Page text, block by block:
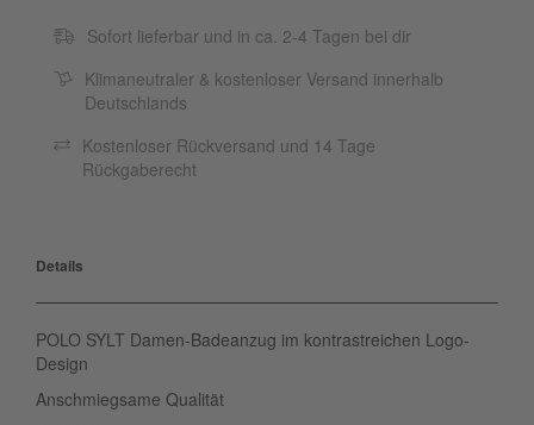
Sofort lieferbar und in ca. 2-4 Tagen bei dir
Klimaneutraler & kostenloser Versand innerhalb
Deutschlands
Kostenloser Rückversand und 14 Tage
Rückgaberecht
Details
POLO SYLT Damen-Badeanzug im kontrastreichen Logo-
Design
Anschmiegsame Qualität